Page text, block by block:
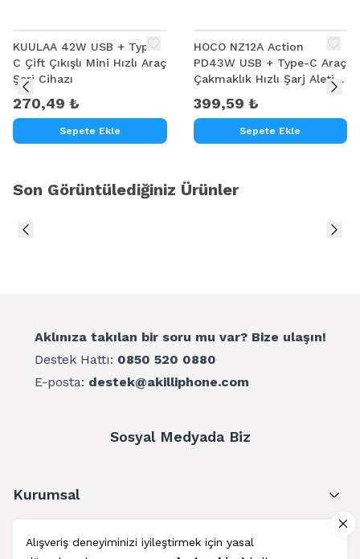
Alışveriş deneyiminizi iyileştirmek için yasal
KUULAA 42W USB + Type-
C Çift Çıkışlı Mini Hızlı Araç
Şarj Cihazı
270,49 ₺
Sepete Ekle
HOCO NZ12A Action
PD43W USB + Type-C Araç
Çakmaklık Hızlı Şarj Aleti +
Lightning Ka
399,59 ₺
Sepete Ekle
Son Görüntülediğiniz Ürünler
Aklınıza takılan bir soru mu var? Bize ulaşın!
Destek Hattı: 0850 520 0880
E-posta: destek@akilliphone.com
Sosyal Medyada Biz
Kurumsal
Müşteri Hizmetleri